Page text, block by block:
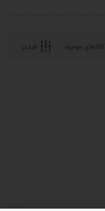
فیلـتر کالاهای موجود